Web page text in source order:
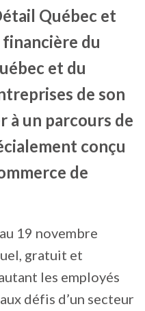
Québec et
du
et du
de son
un parcours de
conçu
de
19 novembre
gratuit et
les employés
défis d’un secteur